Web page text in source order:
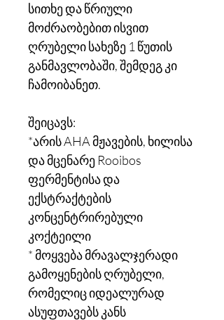
სითხე და წრიული
მოძრაობებით ისვით
ღრუბელი სახეზე 1 წუთის
განმავლობაში, შემდეგ კი
ჩამოიბანეთ.
შეიცავს:
*არის AHA მჟავების, ხილისა
და მცენარე Rooibos
ფერმენტისა და
ექსტრაქტების
კონცენტრირებული
კოქტეილი
* მოყვება მრავალჯერადი
გამოყენების ღრუბელი,
რომელიც იდეალურად
ასუფთავებს კანს